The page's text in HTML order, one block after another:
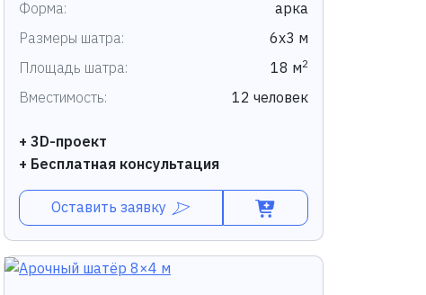
Форма:
арка
Размеры шатра:
6х3 м
Площадь шатра:
18 м2
Вместимость: 12 человек
+ 3D-проект
+ Бесплатная консультация
Оставить заявку